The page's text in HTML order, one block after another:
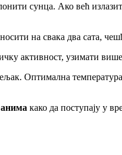
сунца. Ако већ
на свака два сата,
активност, узимати
Оптимална
како да поступају у